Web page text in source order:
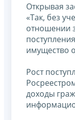
Открывая
«Так, без
отношении
имущество
Рост
доходы